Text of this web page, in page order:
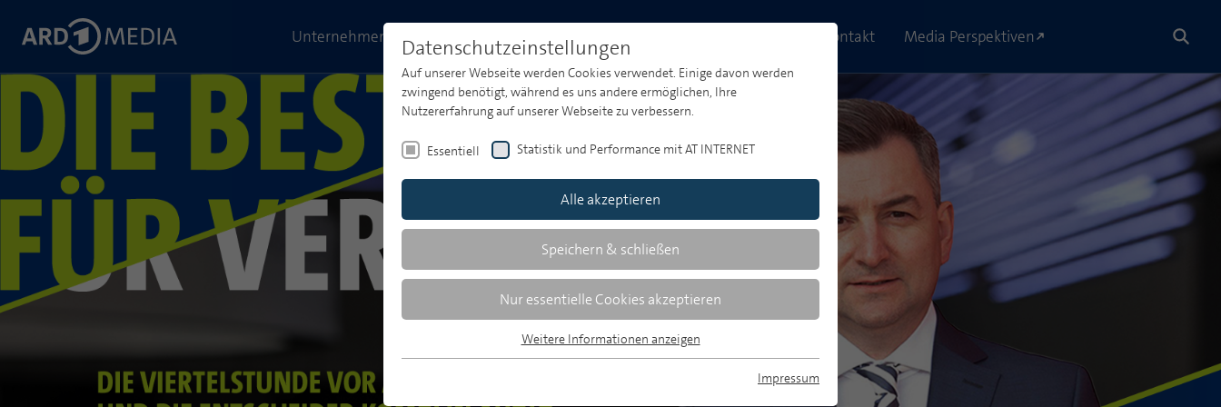
Unternehmen Produktwelt Media & Market Insights Kontakt Media Perspektiven
Datenschutzeinstellungen
Auf unserer Webseite werden Cookies verwendet. Einige davon werden
zwingend benötigt, während es uns andere ermöglichen, Ihre
Nutzererfahrung auf unserer Webseite zu verbessern.
Essentiell Statistik und Performance mit AT INTERNET
Alle akzeptieren
Speichern & schließen
Nur essentielle Cookies akzeptieren
Essentielle Cookies werden für grundlegende Funktionen der Webseite
benötigt. Dadurch ist gewährleistet, dass die Webseite einwandfrei
Weitere Informationen anzeigen
Impressum